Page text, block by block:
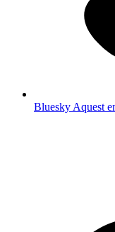
Bluesky Aquest